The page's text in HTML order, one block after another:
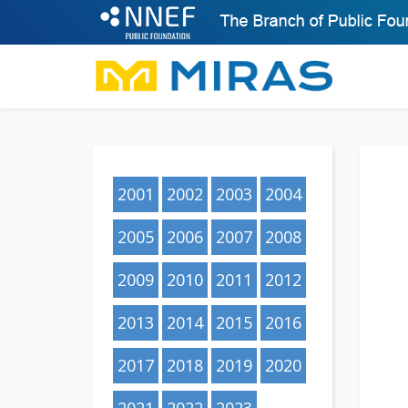
2001 2002 2003
2004
2005
2006 2007
2008
2009
2010 2011
2012
2013
2014 2015
2016
2017
2018 2019
2020